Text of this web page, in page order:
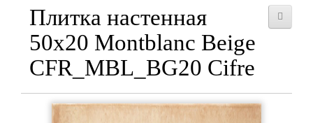
Плитка настенная
50x20 Montblanc Beige
CFR_MBL_BG20 Cifre